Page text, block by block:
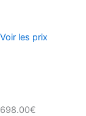
Voir les prix
698.00€